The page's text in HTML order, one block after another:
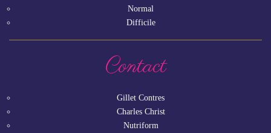
Normal
Difficile
Contact
Gillet Contres
Charles Christ
Nutriform